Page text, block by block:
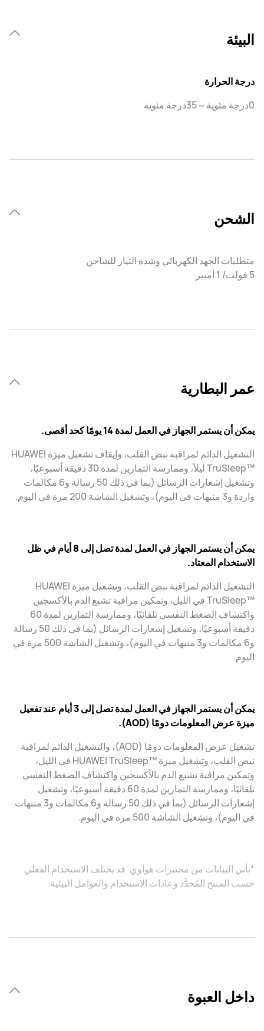
البيئة
درجة الحرارة
0درجة مئوية～35درجة مئوية
الشحن
متطلبات الجهد الكهربائي وشدة التيار للشاحن
5 فولت/ 1 أمبير
عمر البطارية
يمكن أن يستمر الجهاز في العمل لمدة 14 يومًا كحد أقصى.
التشغيل الدائم لمراقبة نبض القلب، وإيقاف تشغيل ميزة HUAWEI
TruSleep™‎ ليلاً، وممارسة التمارين لمدة 30 دقيقة أسبوعيًا،
وتشغيل إشعارات الرسائل (بما في ذلك 50 رسالة و6 مكالمات
واردة و3 منبهات في اليوم)، وتشغيل الشاشة 200 مرة في اليوم.
يمكن أن يستمر الجهاز في العمل لمدة تصل إلى 8 أيام في ظل
الاستخدام المعتاد.
التشغيل الدائم لمراقبة نبض القلب، وتشغيل ميزة HUAWEI
TruSleep™‎ في الليل، وتمكين مراقبة تشبع الدم بالأكسجين
واكتشاف الضغط النفسي تلقائيًا، وممارسة التمارين لمدة 60
دقيقة أسبوعيًا، وتشغيل إشعارات الرسائل (بما في ذلك 50 رسالة
و6 مكالمات و3 منبهات في اليوم)، وتشغيل الشاشة 500 مرة في
اليوم.
يمكن أن يستمر الجهاز في العمل لمدة تصل إلى 3 أيام عند تفعيل
ميزة عرض المعلومات دومًا (AOD).
تشغيل عرض المعلومات دومًا (AOD)، والتشغيل الدائم لمراقبة
نبض القلب، وتشغيل ميزة HUAWEI TruSleep™‎ في الليل،
وتمكين مراقبة تشبع الدم بالأكسجين واكتشاف الضغط النفسي
تلقائيًا، وممارسة التمارين لمدة 60 دقيقة أسبوعيًا، وتشغيل
إشعارات الرسائل (بما في ذلك 50 رسالة و6 مكالمات و3 منبهات
في اليوم)، وتشغيل الشاشة 500 مرة في اليوم.
*تأتي البيانات من مختبرات هواوي. قد يختلف الاستخدام الفعلي
حسب المنتج المُحدَّد وعادات الاستخدام والعوامل البيئية.
داخل العبوة